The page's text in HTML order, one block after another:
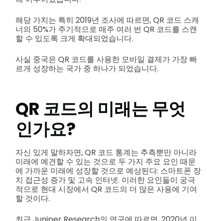
해당 가치는 특히 2019년 조사에 따르면, QR 코드 스캐
너의 50%가 주기적으로 매주 여러 번 QR 코드를 스캔
할 수 있도록 크게 확대되었습니다.
사실 중국은 QR 코드를 사용한 모바일 결제가 가장 빠
르게 성장하는 국가 중 하나가 되었습니다.
QR 코드의 미래는 무엇
인가요?
자신 있게 말하자면, QR 코드 통계는 추측뿐만 아니라
미래에 예견할 수 있는 것으로 두 가지 주요 요인 때문
에 가까운 미래에 성장할 것으로 예상된다: 스마트폰 장
치 접근성 증가 및 고속 인터넷. 이러한 요인들이 궁극
적으로 현대 시장에서 QR 코드의 더 많은 사용에 기여
할 것이다.